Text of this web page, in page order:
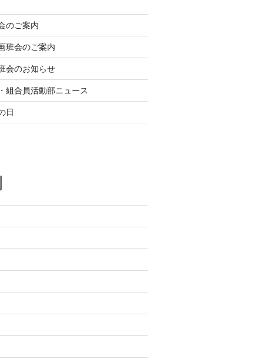
のご案内
班会のご案内
会のお知らせ
組合員活動部ニュース
日